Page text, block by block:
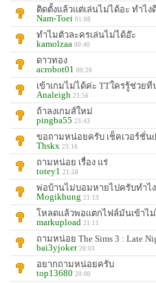
ติดตั้งแล้วแต่เล่นไม่ได้อะ ทำไง
Nam-Toei 01:08
ทำไมตัวละครเล่นไม่ได้อ๊ะ
kamolzaa 00:40
ดาวทอง
acrobot01 00:20
เข้าเกมไม่ได้ค่ะ TTใครรู้ช่วยที
Analeigh 23:56
ถ้าลงเกมส์ใหม่
pingba55 23:43
ขอถามหน่อยครับ เช็คเวอร์ชั่น
Thskx 23:16
ถามหน่อย เรื่อง แร่
totey1 21:58
พ่อบ้านไม่บอมหายไปครับทำไ
Mogikhung 21:13
โหลดเเล้วพอเเตกไฟล์มันเข้าไ
markupload 21:11
ถามหน่อย The Sims 3 : Late
bai3yjoker 20:03
อยากถามหน่อยครับ
top13680 20:00